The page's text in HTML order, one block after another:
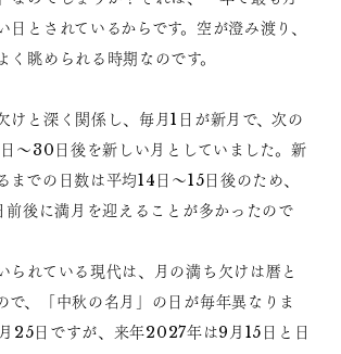
日とされているからです。空が澄み渡り、
く眺められる時期なのです。
けと深く関係し、毎月1日が新月で、次の
～30日後を新しい月としていました。新
までの日数は平均14日～15日後のため、
前後に満月を迎えることが多かったので
られている現代は、月の満ち欠けは暦と
で、「中秋の名月」の日が毎年異なりま
25日ですが、来年2027年は9月15日と日